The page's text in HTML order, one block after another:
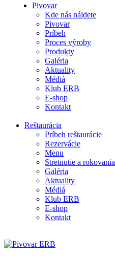
Pivovar
Kde nás nájdete
Pivovar
Príbeh
Proces výroby
Produkty
Galéria
Aktuality
Médiá
Klub ERB
E-shop
Kontakt
Reštaurácia
Príbeh reštaurácie
Rezervácie
Menu
Stretnutie a rokovania
Galéria
Aktuality
Médiá
Klub ERB
E-shop
Kontakt